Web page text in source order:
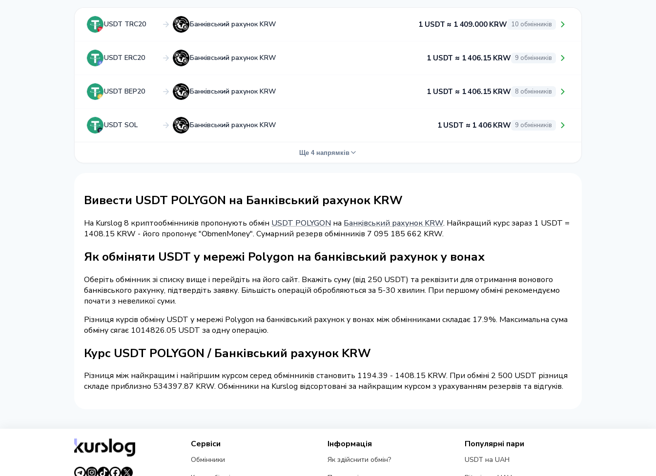
USDT TRC20 Банківський рахунок KRW 1 USDT ≈ 1 409.000 KRW 10 обмінників
USDT ERC20 Банківський рахунок KRW 1 USDT ≈ 1 406.15 KRW 9 обмінників
USDT BEP20 Банківський рахунок KRW 1 USDT ≈ 1 406.15 KRW 8 обмінників
USDT SOL Банківський рахунок KRW 1 USDT ≈ 1 406 KRW 9 обмінників
Ще 4 напрямків
Вивести USDT POLYGON на Банківський рахунок KRW
На Kurslog 8 криптообмінників пропонують обмін USDT POLYGON на Банківський рахунок KRW. Найкращий курс зараз 1 USDT =
1408.15 KRW - його пропонує "ObmenMoney". Сумарний резерв обмінників 7 095 185 662 KRW.
Як обміняти USDT у мережі Polygon на банківський рахунок у вонах
Оберіть обмінник зі списку вище і перейдіть на його сайт. Вкажіть суму (від 250 USDT) та реквізити для отримання вонового
банківського рахунку, підтвердіть заявку. Більшість операцій обробляються за 5-30 хвилин. При першому обміні рекомендуємо
почати з невеликої суми.
Різниця курсів обміну USDT у мережі Polygon на банківський рахунок у вонах між обмінниками складає 17.9%. Максимальна сума
обміну сягає 1014826.05 USDT за одну операцію.
Курс USDT POLYGON / Банківський рахунок KRW
Різниця між найкращим і найгіршим курсом серед обмінників становить 1194.39 - 1408.15 KRW. При обміні 2 500 USDT різниця
складе приблизно 534397.87 KRW. Обмінники на Kurslog відсортовані за найкращим курсом з урахуванням резервів та відгуків.
Сервіси
Обмінники
Інформація
Як здійснити обмін?
Популярні пари
USDT на UAH